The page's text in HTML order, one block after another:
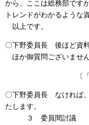
から、ここは総務部です
トレンドがわかるような
以上です。
〇下野委員長 後ほど資
ほか御質問ございませ
〔「なし」
〇下野委員長 なければ
たします。
３ 委員間討